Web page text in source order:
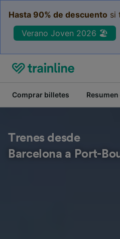
Hasta 90% de descuento si
Verano Joven 2026 🏖️
Comprar billetes
Trenes desde
Barcelona a Port-